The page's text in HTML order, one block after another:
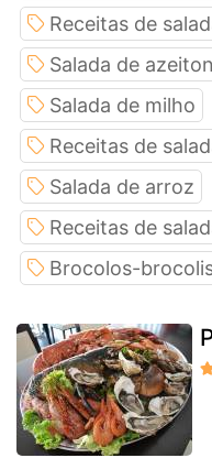
Receitas de
Salada de
Salada de milho
Receitas de
Salada de arroz
Receitas de
Brocolos-